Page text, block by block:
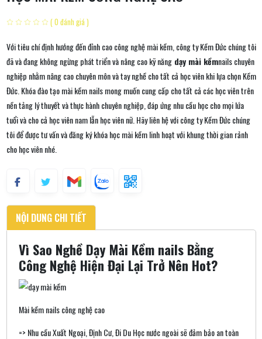
( 0 đánh giá )
Với tiêu chí định hướng đến đỉnh cao công nghệ mài kềm, công ty Kềm Đức chúng tôi
đã và đang không ngừng phát triển và nâng cao kỹ năngdạy mài kềmnails chuyên
nghiệp nhằm nâng cao chuyên môn và tay nghề cho tất cả học viên khi lựa chọn Kềm
Đức. Khóa đào tạo mài kềm nails mong muốn cung cấp cho tất cả các học viên trên
nền tảng lý thuyết và thực hành chuyên nghiệp, đáp ứng nhu cầu học cho mọi lứa
tuổi và cho cả học viên nam lẫn học viên nữ. Hãy liên hệ với công ty Kềm Đức chúng
tôi để được tư vấn và đăng ký khóa học mài kềm linh hoạt với khung thời gian rảnh
cho học viên nhé.
NỘI DUNG CHI TIẾT
Vì Sao Nghề Dạy Mài Kềm nails Bằng
Công Nghệ Hiện Đại Lại Trở Nên Hot?
Mài kềm nails công nghệ cao
=> Nhu cầu Xuất Ngoại, Định Cư, Đi Du Học nước ngoài sẽ đảm bảo an toàn